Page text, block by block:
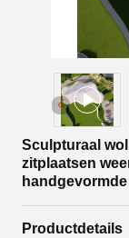
Sculpturaal
zitplaatsen
Productdetails